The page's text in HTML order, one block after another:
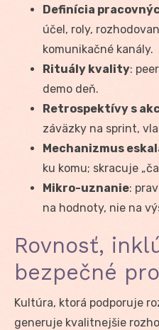
Definícia
účel, roly,
komunikačné kanály.
Rituály kvality:
demo deň.
Retrospektívy s
záväzky na sprint,
Mechanizmus
ku komu; skracuje
Mikro-uznanie:
na hodnoty, nie na
Rovnosť,
bezpečné
Kultúra, ktorá podporuje
generuje kvalitnejšie